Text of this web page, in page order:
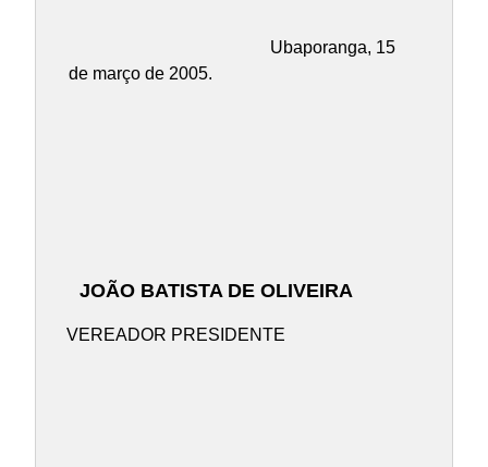
Ubaporanga, 15
de março de 2005.
JOÃO BATISTA DE OLIVEIRA
VEREADOR PRESIDENTE